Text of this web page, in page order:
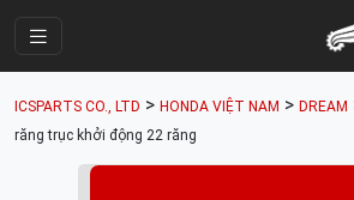
ICSPARTS CO., LTD > HONDA VIỆT NAM > DREAM
răng trục khởi động 22 răng